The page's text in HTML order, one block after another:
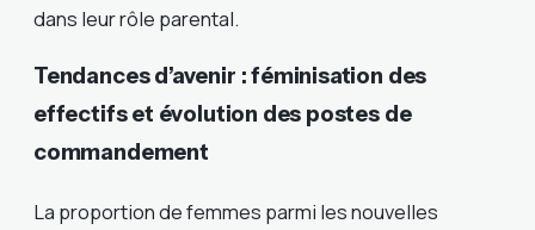
dans leur rôle parental.
Tendances d’avenir : féminisation des
effectifs et évolution des postes de
commandement
La proportion de femmes parmi les nouvelles